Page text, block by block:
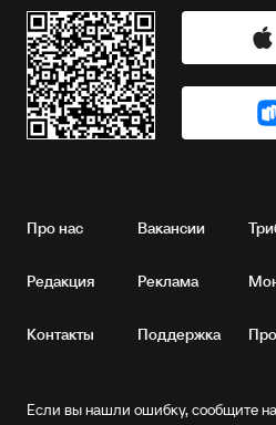
Про нас
Редакция
Контакты
Вакансии
Реклама
Поддержка
Если вы нашли ошибку, сообщите